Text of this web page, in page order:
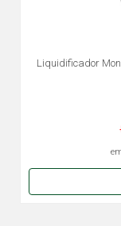
Liquidificador